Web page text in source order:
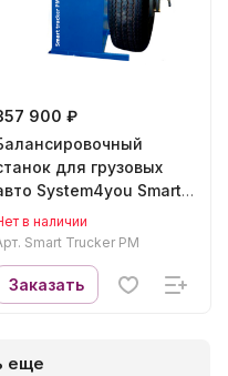
900 ₽
для грузовых
System4you Smart
PM
в наличии
Smart Trucker PM
Заказать
еще